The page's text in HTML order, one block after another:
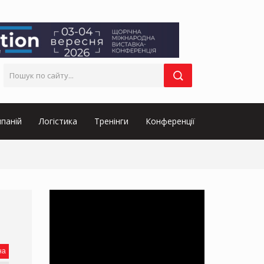
Логістика Тренінги Конференції